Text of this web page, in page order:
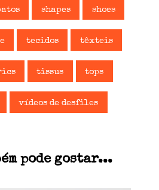
shapes shoes
tecidos têxteis
tissus tops
vídeos de desfiles
pode gostar...